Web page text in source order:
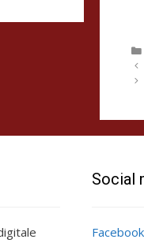
Social
Facebook